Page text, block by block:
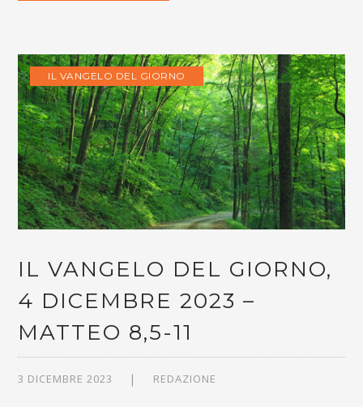
IL VANGELO DEL GIORNO
IL VANGELO DEL GIORNO,
4 DICEMBRE 2023 –
MATTEO 8,5-11
3 DICEMBRE 2023 REDAZIONE